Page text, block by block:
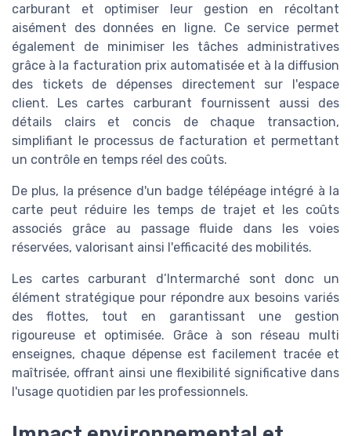
carburant et optimiser leur gestion en récoltant
aisément des données en ligne. Ce service permet
également de minimiser les tâches administratives
grâce à la facturation prix automatisée et à la diffusion
des tickets de dépenses directement sur l'espace
client. Les cartes carburant fournissent aussi des
détails clairs et concis de chaque transaction,
simplifiant le processus de facturation et permettant
un contrôle en temps réel des coûts.
De plus, la présence d'un badge télépéage intégré à la
carte peut réduire les temps de trajet et les coûts
associés grâce au passage fluide dans les voies
réservées, valorisant ainsi l'efficacité des mobilités.
Les cartes carburant d’Intermarché sont donc un
élément stratégique pour répondre aux besoins variés
des flottes, tout en garantissant une gestion
rigoureuse et optimisée. Grâce à son réseau multi
enseignes, chaque dépense est facilement tracée et
maîtrisée, offrant ainsi une flexibilité significative dans
l'usage quotidien par les professionnels.